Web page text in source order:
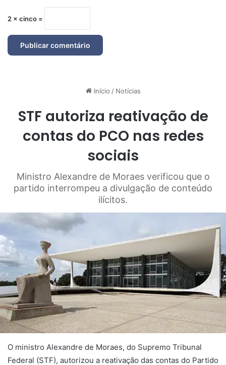
2 × cinco =